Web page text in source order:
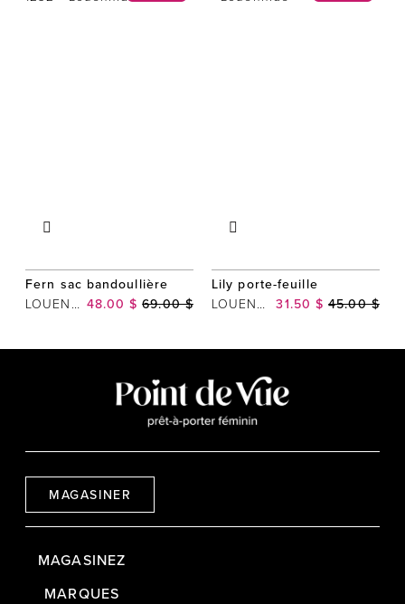
Fern sac bandoullière
LOUENHIDE 48.00 $ 69.00 $
Lily porte-feuille
LOUENHIDE 31.50 $ 45.00 $
MAGASINER
MAGASINEZ
MARQUES